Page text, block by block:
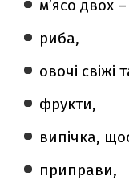
м’ясо двох
риба,
овочі свіжі
фрукти,
випічка,
приправи,